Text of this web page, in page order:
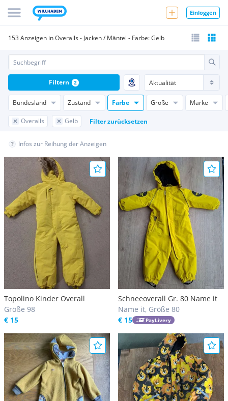
Einloggen
153 Anzeigen in Overalls - Jacken / Mäntel - Farbe: Gelb
Bundesland Zustand Farbe Größe Marke
Overalls Gelb Filter zurücksetzen
Filtern 2
Infos zur Reihung der Anzeigen
Topolino Kinder Overall
Größe 98
€ 15
Schneeoverall Gr. 80 Name it
Name it, Größe 80
€ 15
PayLivery